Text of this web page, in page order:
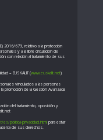
2016/679, relativo a la protección
y a la libre circulación de
con relación al tratamiento de sus
– EUSKALIT (www.euskalit.net)
vinculados a las personas
promoción de la Gestión Avanzada
del tratamiento, oposición y
politica-privacidad.html para estar
de sus derechos.